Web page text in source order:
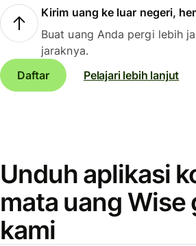
Kirim uang ke luar negeri,
Buat uang Anda pergi lebih
jaraknya.
Daftar
Pelajari lebih lanjut
Unduh aplikasi
mata uang Wise
kami